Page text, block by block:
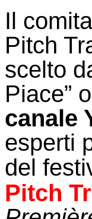
Il
Pitch
scelto
Piace”
canale
esperti
del
Pitch